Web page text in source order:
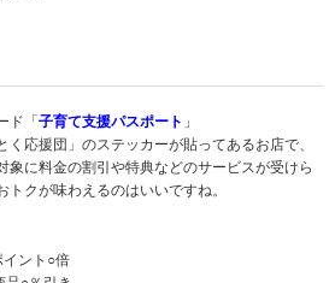
ド「 子育て支援パスポート 」
応援団」のステッカーが貼ってあるお店で、
象に料金の割引や特典などのサービスが受けら
クが味わえるのはいいですね。
ント○倍